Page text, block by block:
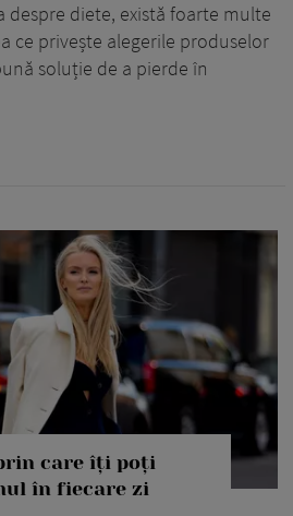
despre diete, există foarte multe
ce privește alegerile produselor
soluție de a pierde în
care îți poți
în fiecare zi